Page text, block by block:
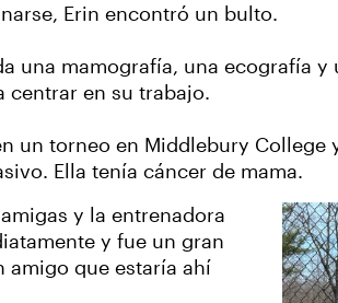
Erin encontró un bulto.
una mamografía, una ecografía
centrar en su trabajo.
un torneo en Middlebury College
Ella tenía cáncer de mama.
y la entrenadora
y fue un gran
amigo que estaría ahí